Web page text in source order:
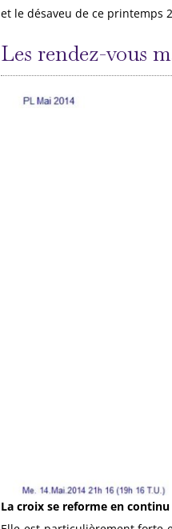
et le désaveu de ce printemps
Les rendez-vous
La croix se reforme en